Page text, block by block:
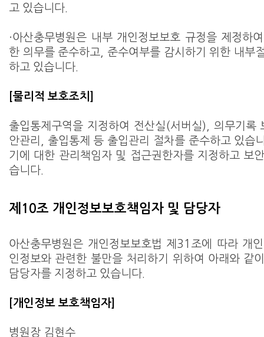
고 있습니다.
·아산충무병원은 내부 개인정보보호 규정을 제정하
한 의무를 준수하고, 준수여부를 감시하기 위한 내부
하고 있습니다.
[물리적 보호조치]
출입통제구역을 지정하여 전산실(서버실), 의무기록
안관리, 출입통제 등 출입관리 절차를 준수하고 있습
기에 대한 관리책임자 및 접근권한자를 지정하고 보
습니다.
제10조 개인정보보호책임자 및 담당자
아산충무병원은 개인정보보호법 제31조에 따라 개
인정보와 관련한 불만을 처리하기 위하여 아래와 같
담당자를 지정하고 있습니다.
[개인정보 보호책임자]
병원장 김현수